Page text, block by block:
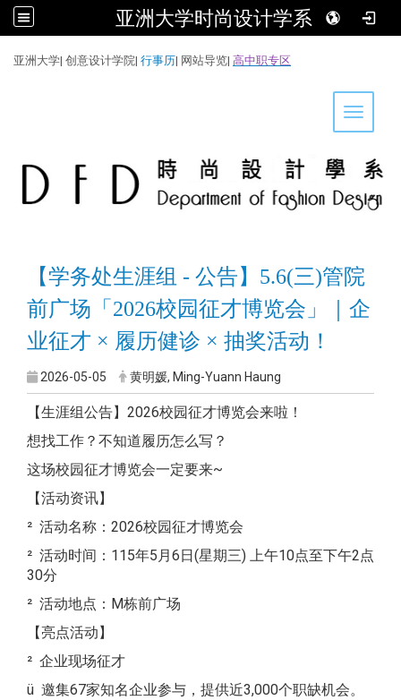
亚洲大学时尚设计学系
亚洲大学| 创意设计学院| 行事历| 网站导览| 高中职专区
Toggle
【学务处生涯组 - 公告】5.6(三)管院
前广场「2026校园征才博览会」｜企
业征才 × 履历健诊 × 抽奖活动！
2026-05-05 黄明媛, Ming-Yuann Haung
【生涯组公告】2026校园征才博览会来啦！
想找工作？不知道履历怎么写？
这场校园征才博览会一定要来~
【活动资讯】
² 活动名称：2026校园征才博览会
² 活动时间：115年5月6日(星期三) 上午10点至下午2点
30分
² 活动地点：M栋前广场
【亮点活动】
² 企业现场征才
ü 邀集67家知名企业参与，提供近3,000个职缺机会。